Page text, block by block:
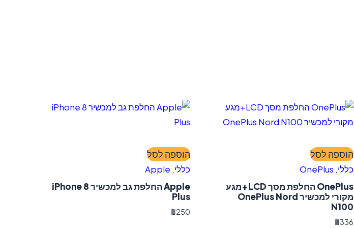
הוספה לסל
כללי,
OnePlus
OnePlus החלפת מסך LCD+מגע
מקורי למכשיר OnePlus Nord
N100
₪336
הוספה לסל
כללי,
Apple
Apple החלפת גב למכשיר iPhone 8
Plus
₪250